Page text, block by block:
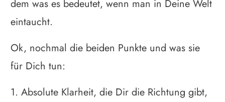
dem was es bedeutet, wenn man in Deine Welt
eintaucht.
Ok, nochmal die beiden Punkte und was sie
für Dich tun:
1. Absolute Klarheit, die Dir die Richtung gibt,